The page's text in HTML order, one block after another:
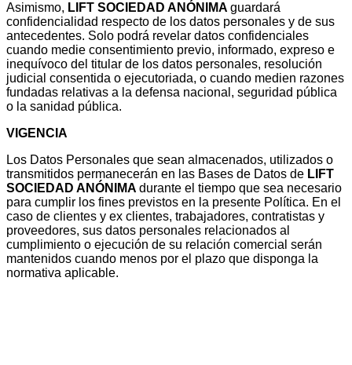
Asimismo, LIFT SOCIEDAD ANÓNIMA guardará
confidencialidad respecto de los datos personales y de sus
antecedentes. Solo podrá revelar datos confidenciales
cuando medie consentimiento previo, informado, expreso e
inequívoco del titular de los datos personales, resolución
judicial consentida o ejecutoriada, o cuando medien razones
fundadas relativas a la defensa nacional, seguridad pública
o la sanidad pública.
VIGENCIA
Los Datos Personales que sean almacenados, utilizados o
transmitidos permanecerán en las Bases de Datos de LIFT
SOCIEDAD ANÓNIMA durante el tiempo que sea necesario
para cumplir los fines previstos en la presente Política. En el
caso de clientes y ex clientes, trabajadores, contratistas y
proveedores, sus datos personales relacionados al
cumplimiento o ejecución de su relación comercial serán
mantenidos cuando menos por el plazo que disponga la
normativa aplicable.